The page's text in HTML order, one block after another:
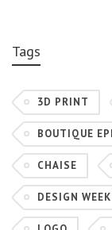
Tags
3D PRINT
BOUTIQUE
CHAISE
DESIGN